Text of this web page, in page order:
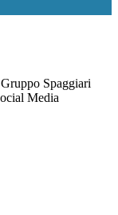
Spaggiari
Media